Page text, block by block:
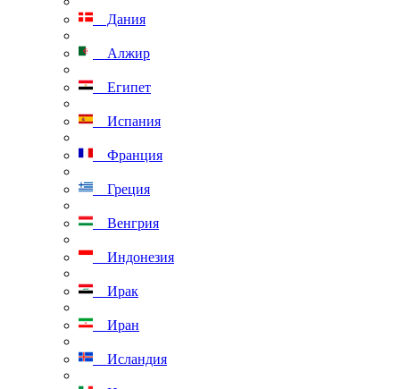
Дания
Алжир
Египет
Испания
Франция
Греция
Венгрия
Индонезия
Ирак
Иран
Исландия